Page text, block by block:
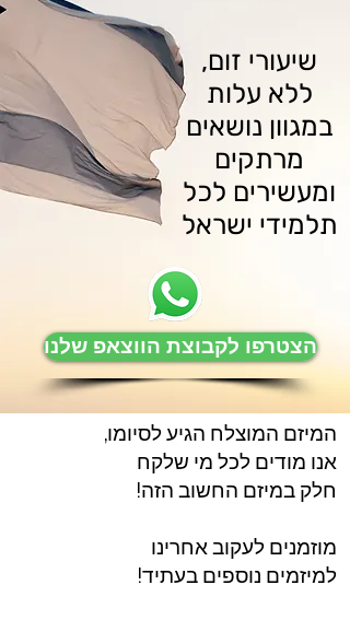
שיעורי זום,
ללא עלות
במגוון נושאים
מרתקים
ומעשירים לכל
תלמידי ישראל
הצטרפו לקבוצת הווצאפ שלנו
המיזם המוצלח הגיע לסיומו,
אנו מודים לכל מי שלקח
חלק במיזם החשוב הזה!
מוזמנים לעקוב אחרינו
למיזמים נוספים בעתיד!